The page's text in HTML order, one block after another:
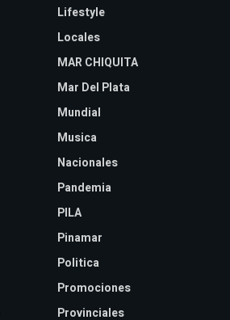
Lifestyle
Locales
MAR CHIQUITA
Mar Del Plata
Mundial
Musica
Nacionales
Pandemia
PILA
Pinamar
Politica
Promociones
Provinciales